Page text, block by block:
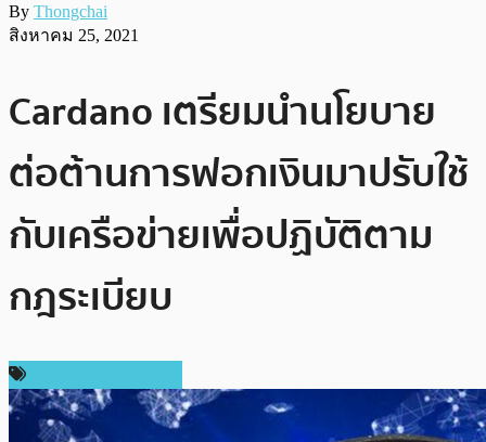
By Thongchai
สิงหาคม 25, 2021
Cardano เตรียมนำนโยบาย
ต่อต้านการฟอกเงินมาปรับใช้
กับเครือข่ายเพื่อปฏิบัติตาม
กฎระเบียบ